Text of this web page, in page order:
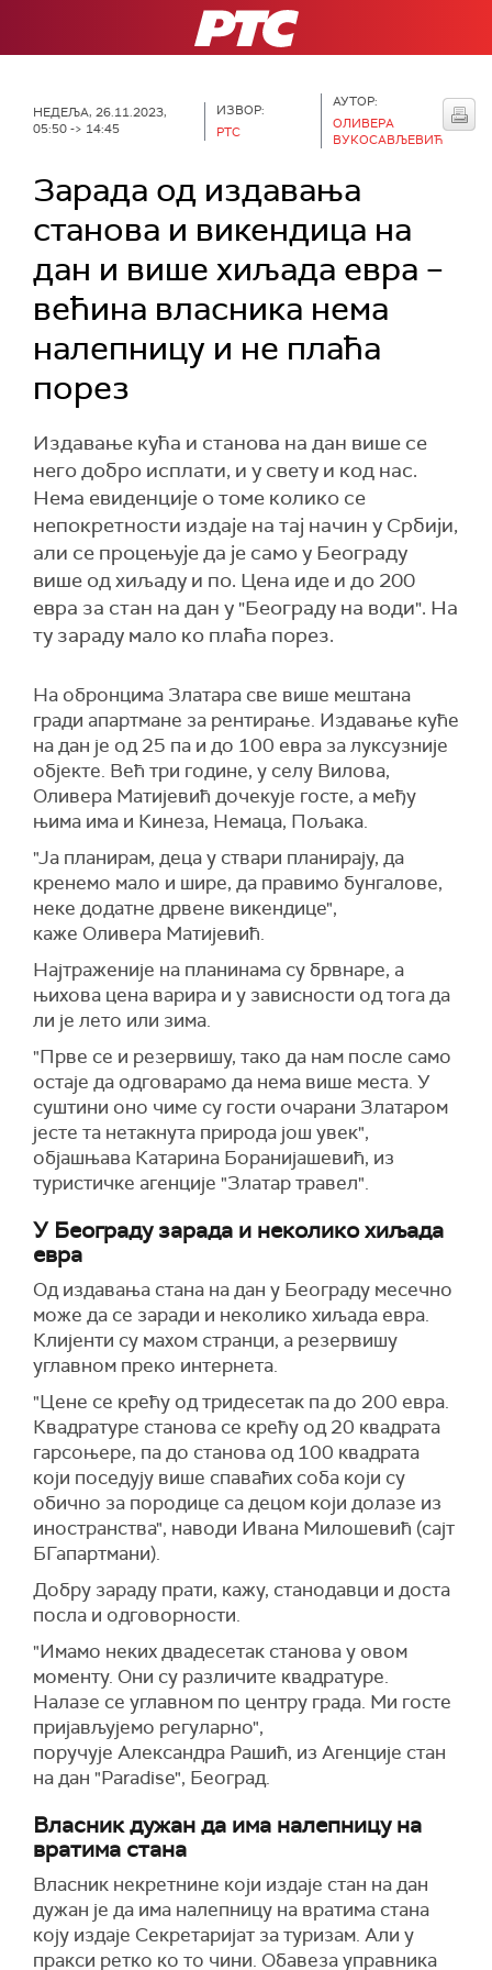
РТС
НЕДЕЉА, 26.11.2023,
05:50 -> 14:45
ИЗВОР:
РТС
АУТОР:
ОЛИВЕРА
ВУКОСАВЉЕВИЋ
Зарада од издавања
станова и викендица на
дан и више хиљада евра –
већина власника нема
налепницу и не плаћа
порез
Издавање кућа и станова на дан више се
него добро исплати, и у свету и код нас.
Нема евиденције о томе колико се
непокретности издаје на тај начин у Србији,
али се процењује да је само у Београду
више од хиљаду и по. Цена иде и до 200
евра за стан на дан у "Београду на води". На
ту зараду мало ко плаћа порез.
На обронцима Златара све више мештана
гради апартмане за рентирање. Издавање куће
на дан је од 25 па и до 100 евра за луксузније
објекте. Већ три године, у селу Вилова,
Оливера Матијевић дочекује госте, а међу
њима има и Кинеза, Немаца, Пољака.
"Ја планирам, деца у ствари планирају, да
кренемо мало и шире, да правимо бунгалове,
неке додатне дрвене викендице",
каже Оливера Матијевић.
Најтраженије на планинама су брвнаре, а
њихова цена варира и у зависности од тога да
ли је лето или зима.
"Прве се и резервишу, тако да нам после само
остаје да одговарамо да нема више места. У
суштини оно чиме су гости очарани Златаром
јесте та нетакнута природа још увек",
објашњава Катарина Боранијашевић, из
туристичке агенције "Златар травел".
У Београду зарада и неколико хиљада
евра
Од издавања стана на дан у Београду месечно
може да се заради и неколико хиљада евра.
Клијенти су махом странци, а резервишу
углавном преко интернета.
"Цене се крећу од тридесетак па до 200 евра.
Квадратуре станова се крећу од 20 квадрата
гарсоњере, па до станова од 100 квадрата
који поседују више спаваћих соба који су
обично за породице са децом који долазе из
иностранства", наводи Ивана Милошевић (сајт
БГапартмани).
Добру зараду прати, кажу, станодавци и доста
посла и одговорности.
"Имамо неких двадесетак станова у овом
моменту. Они су различите квадратуре.
Налазе се углавном по центру града. Ми госте
пријављујемо регуларно",
поручује Александра Рашић, из Агенције стан
на дан "Paradise", Београд.
Власник дужан да има налепницу на
вратима стана
Власник некретнине који издаје стан на дан
дужан је да има налепницу на вратима стана
коју издаје Секретаријат за туризам. Али у
пракси ретко ко то чини. Обавеза управника